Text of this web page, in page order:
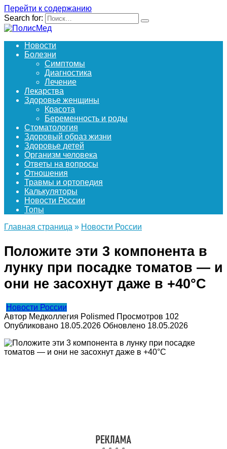
Перейти к содержанию
Search for:
Новости
Болезни
Симптомы
Диагностика
Лечение
Лекарства
Здоровье женщины
Красота
Беременность и роды
Стоматология
Здоровый образ жизни
Здоровье детей
Организм человека
Ответы на вопросы
Отношения
Травмы и ортопедия
Калькуляторы
Новости России
Топы
Главная страница » Новости России
Положите эти 3 компонента в
лунку при посадке томатов — и
они не засохнут даже в +40°C
Новости России
Автор Медколлегия Polismed Просмотров 102
Опубликовано 18.05.2026 Обновлено 18.05.2026